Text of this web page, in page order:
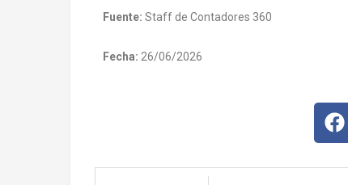
Fuente: Staff de Contadores 360
Fecha: 26/06/2026